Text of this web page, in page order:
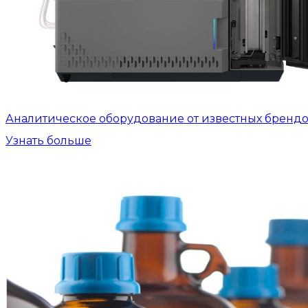
Аналитическое оборудование от известных
Узнать больше